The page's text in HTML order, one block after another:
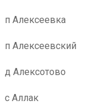
п Алексеевка
п Алексеевский
д Алексотово
с Аллак